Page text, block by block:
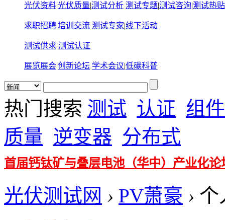
光伏资料|光伏质量|测试分析 测试专题|测试咨询|测试热贴
求职招聘|培训交流 测试专家|线下活动
测试供求 测试认证
展览展会|创新论坛 学术会议|低碳科普
热门搜索 测试 认证 组件
质量 逆变器 分布式
首届钙钛矿与叠层电池（华中）产业化论
光伏测试网 › PV萧豪 › 个